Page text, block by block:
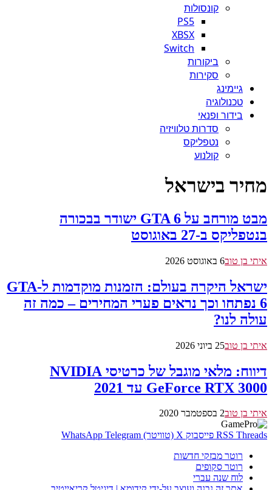
קונסולות
PS5
XBSX
Switch
ביקורות
סקירות
גיימינג
טכנולוגיה
בידור ופנאי
סדרות טלוויזיה
נטפליקס
קולנוע
מחיר בישראל
מבט מורחב על GTA 6 ישודר בבכורה
בנטפליקס ב-27 באוגוסט
איתי בן טוב6 באוגוסט 2026
ישראל היקרה בעולם: הזמנות מוקדמות ל-GTA
6 נפתחו וכך נראים פערי המחירים – כמה זה
עולה לנו?
איתי בן טוב25 ביוני 2026
דיווח: מלאי מוגבל של כרטיסי NVIDIA
GeForce RTX 3000 עד 2021
איתי בן טוב2 בספטמבר 2020
RSS Threads פייסבוק X (טוויטר) WhatsApp Telegram
רוטר מבזקי חדשות
רוטר סקופים
לוח שנה עברי